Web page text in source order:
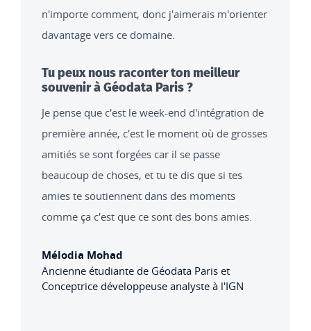
n'importe comment, donc j'aimerais m'orienter
davantage vers ce domaine.
Tu peux nous raconter ton meilleur
souvenir à Géodata Paris ?
Je pense que c'est le week-end d'intégration de
première année, c'est le moment où de grosses
amitiés se sont forgées car il se passe
beaucoup de choses, et tu te dis que si tes
amies te soutiennent dans des moments
comme ça c'est que ce sont des bons amies.
Mélodia Mohad
Ancienne étudiante de Géodata Paris et
Conceptrice développeuse analyste à l'IGN